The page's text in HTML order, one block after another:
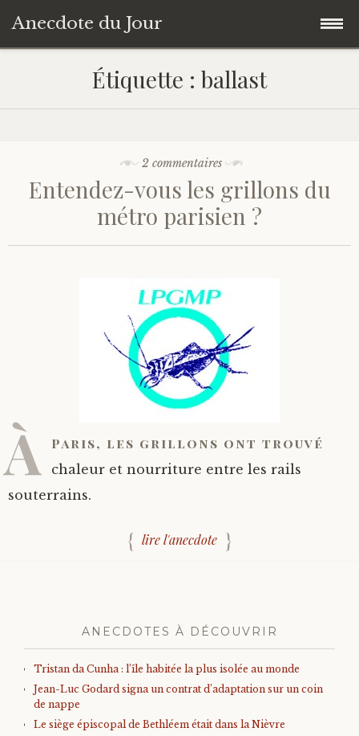
Anecdote du Jour
contenu
Livres de Culture Générale
Étiquette : ballast
2 commentaires
Entendez-vous les grillons du
métro parisien ?
À Paris, les grillons ont trouvé
chaleur et nourriture entre les rails
souterrains.
lire l'anecdote
ANECDOTES À DÉCOUVRIR
Tristan da Cunha : l’île habitée la plus isolée au monde
Jean-Luc Godard signa un contrat d’adaptation sur un coin
de nappe
Le siège épiscopal de Bethléem était dans la Nièvre